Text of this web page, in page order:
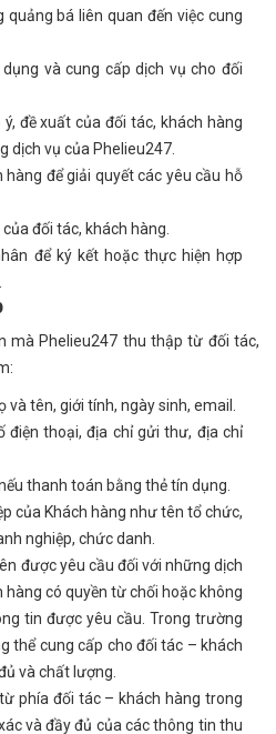
bá liên quan đến việc cung
và cung cấp dịch vụ cho đối
đề xuất của đối tác, khách hàng
dịch vụ của Phelieu247.
hàng để giải quyết các yêu cầu hỗ
đối tác, khách hàng.
để ký kết hoặc thực hiện hợp
mà Phelieu247 thu thập từ đối tác,
và tên, giới tính, ngày sinh, email.
điện thoại, địa chỉ gửi thư, địa chỉ
thanh toán bằng thẻ tín dụng.
của Khách hàng như tên tổ chức,
nghiệp, chức danh.
được yêu cầu đối với những dịch
hàng có quyền từ chối hoặc không
tin được yêu cầu. Trong trường
thể cung cấp cho đối tác – khách
và chất lượng.
phía đối tác – khách hàng trong
và đầy đủ của các thông tin thu